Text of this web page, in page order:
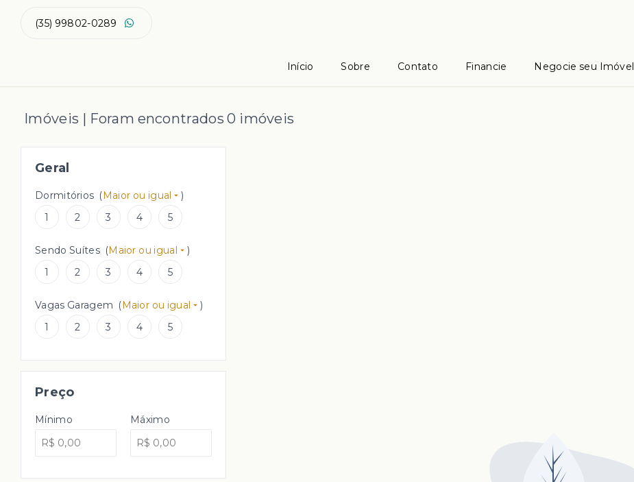
(35) 99802-0289
Início Sobre Contato Financie Negocie seu Imóvel
Imóveis | Foram encontrados 0 imóveis
Geral
Dormitórios (Maior ou igual
)
1
2 3 4 5
Sendo Suítes (Maior ou igual
)
1
2 3 4 5
Vagas Garagem (Maior ou igual
)
1
2 3 4 5
Preço
Mínimo Máximo